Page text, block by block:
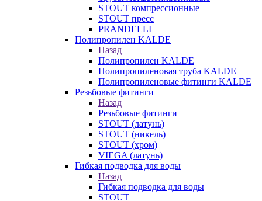
STOUT компрессионные
STOUT пресс
PRANDELLI
Полипропилен KALDE
Назад
Полипропилен KALDE
Полипропиленовая труба KALDE
Полипропиленовые фитинги KALDE
Резьбовые фитинги
Назад
Резьбовые фитинги
STOUT (латунь)
STOUT (никель)
STOUT (хром)
VIEGA (латунь)
Гибкая подводка для воды
Назад
Гибкая подводка для воды
STOUT